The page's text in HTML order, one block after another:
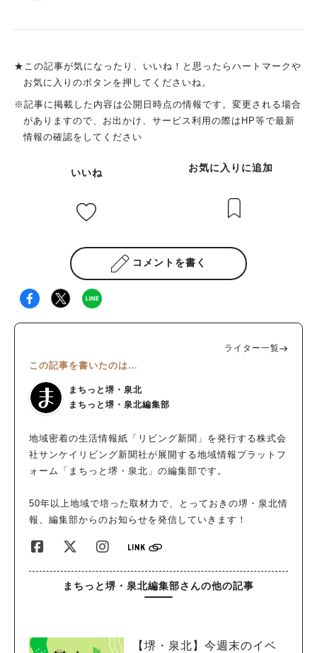
した。暑いのでありがたい……！ 店内も落ち着いた色合いで、
どん売れていきますが、奥の厨房で仕上げが行われ、随時補充さ
れていました。 注文からお会計、受け取りまでもとってもスム
ーズで、ストレスなく買い物ができましたよ。 「SINCERE」の
わたしは、マンゴータルト（税込756円）をいただきました。 見
ー好きにはたまりません。 フルーツが文句なしのおいしさなの
で、ケーキのおいしさを底上げしています。 外はサックリ中は
うシンプルな構成で、マンゴーの芳醇な香りと甘みを最大限に引
き出したタルトです。 ひと口食べると、タルト生地のサクサク
とした食感が心地よく、その後に続くしっとりとした中の生地が
口の中でとけていきます。 主役のマンゴーは、完熟した甘みが
が際立ち、一口ごとに幸せな気分にさせてくれる逸品です。 中
百舌鳥に地域に根差したケーキ屋開店！ 中百舌鳥駅から徒歩10
分ほどの場所にある、パティスリー「SINCERE（サンセー
ル）」。 素材の旨みを感じられるスイーツが揃ったお店です。
オーナーパティシエ宮野さんの確かな腕前と人柄の良さで、堺の
人に愛されるお店になる予感！ 誕生日や記念日だけではなく、
ちょっとしたご褒美に買い物に行ってはいかがでしょうか？
★この記事が気になったり、いいね！と思ったらハートマークや
お気に入りのボタンを押してくださいね。
※記事に掲載した内容は公開日時点の情報です。変更される場合
がありますので、お出かけ、サービス利用の際はHP等で最新
情報の確認をしてください
いいね お気に入りに追加
コメントを書く
ライター一覧
この記事を書いたのは…
まちっと堺・泉北
まちっと堺・泉北編集部
地域密着の生活情報紙「リビング新聞」を発行する株式会
社サンケイリビング新聞社が展開する地域情報プラットフ
ォーム「まちっと堺・泉北」の編集部です。
50年以上地域で培った取材力で、とっておきの堺・泉北情
報、編集部からのお知らせを発信していきます！
まちっと堺・泉北編集部さんの他の記事
【堺・泉北】今週末のイベ